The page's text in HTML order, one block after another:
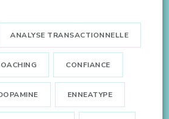
ANALYSE TRANSACTIONNELLE
CONFIANCE
ENNEATYPE